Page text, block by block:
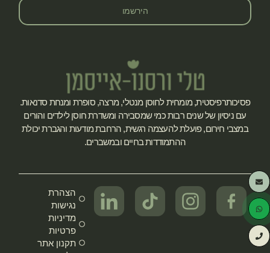
הירשמו
פסיכותרפיסטית, מומחית לחוסן מנטלי, מרצה, סופרת ומנחת סדנאות.
עם ניסיון של שנים רבות כמי שמסבירה ומשדרת חוסן לילדים והורים
במצבי חירום, פועלת להעצמה רגשית, הרחבת מודעות והגברת יכולת
ההתמודדות בחיים ובמשברים.
הצהרת
נגישות
מדיניות
פרטיות
תקנון אתר